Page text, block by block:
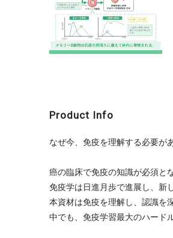
Product Info
なぜ今、免疫を理解する必要が
癌の臨床で免疫の知識が必須と
免疫学は日進月歩で進展し、新
本資材は免疫を理解し、認識を
中でも、免疫学習最大のハード